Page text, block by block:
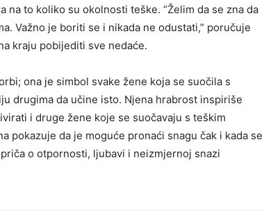
to koliko su okolnosti teške. “Želim da se zna da
Važno je boriti se i nikada ne odustati,” poručuje
kraju pobijediti sve nedaće.
ona je simbol svake žene koja se suočila s
drugima da učine isto. Njena hrabrost inspiriše
i druge žene koje se suočavaju s teškim
pokazuje da je moguće pronaći snagu čak i kada se
o otpornosti, ljubavi i neizmjernoj snazi